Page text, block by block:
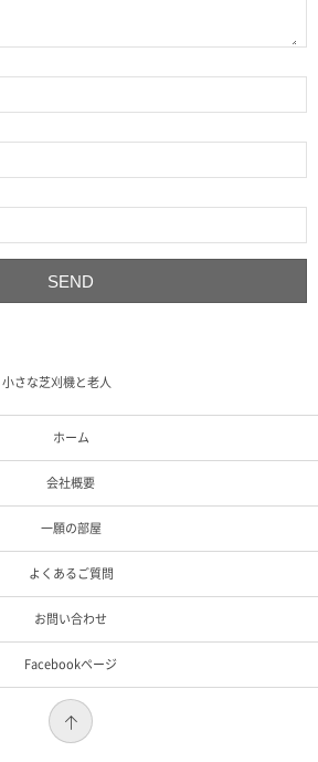
小さな芝刈機と老人
ホーム
会社概要
一願の部屋
よくあるご質問
お問い合わせ
Facebookページ